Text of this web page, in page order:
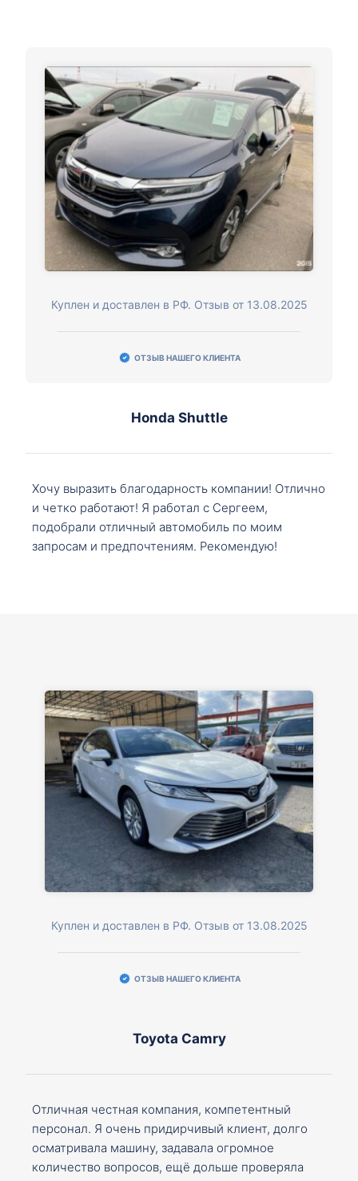
Куплен и доставлен в РФ. Отзыв от 13.08.2025
ОТЗЫВ НАШЕГО КЛИЕНТА
Honda Shuttle
Хочу выразить благодарность компании! Отлично
и четко работают! Я работал с Сергеем,
подобрали отличный автомобиль по моим
запросам и предпочтениям. Рекомендую!
Куплен и доставлен в РФ. Отзыв от 13.08.2025
ОТЗЫВ НАШЕГО КЛИЕНТА
Toyota Camry
Отличная честная компания, компетентный
персонал. Я очень придирчивый клиент, долго
осматривала машину, задавала огромное
количество вопросов, ещё дольше проверяла